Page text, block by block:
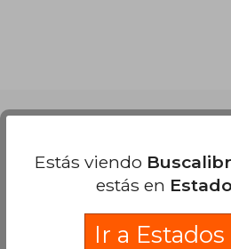
Estás viendo
estás en
Ir a